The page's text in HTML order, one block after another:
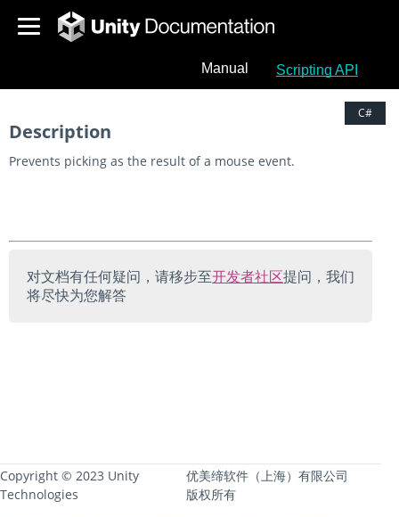
Manual Scripting API
C#
PickingMode.Ignore
Description
Prevents picking as the result of a mouse event.
对文档有任何疑问，请移步至开发者社区提问，我们
将尽快为您解答
Copyright © 2023 Unity
Technologies
优美缔软件（上海）有限公司
版权所有